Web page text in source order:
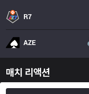
R7
AZE
매치 리액션